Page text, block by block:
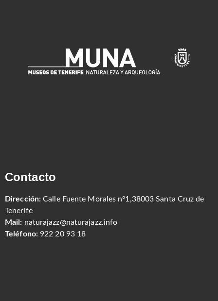
Contacto
Dirección: Calle Fuente Morales nº1,38003 Santa Cruz de
Tenerife
Mail: naturajazz@naturajazz.info
Teléfono: 922 20 93 18